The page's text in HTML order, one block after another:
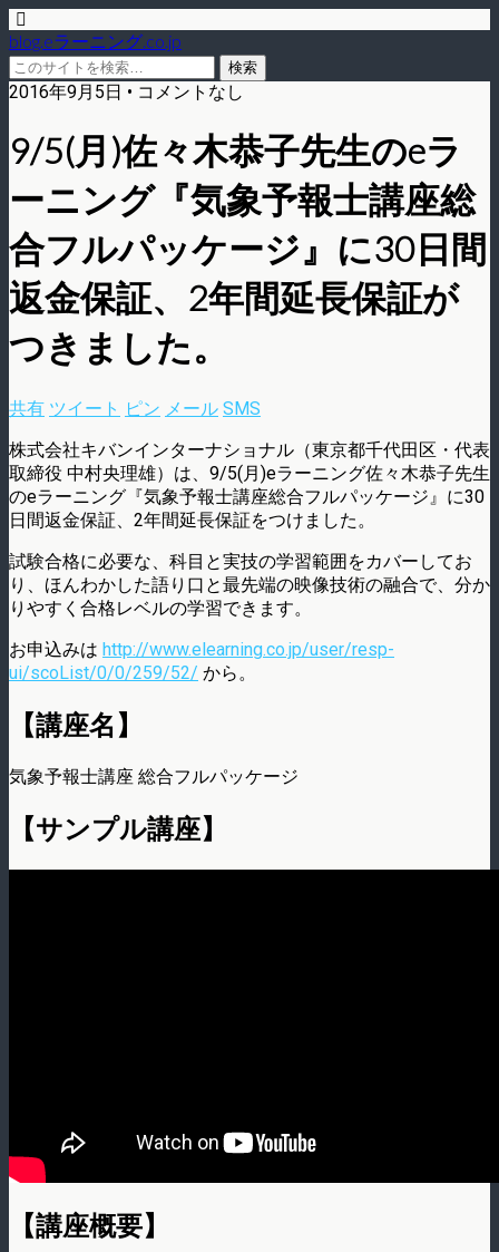
blog.eラーニング.co.jp
2016年9月5日 • コメントなし
9/5(月)佐々木恭子先生のeラ
ーニング『気象予報士講座総
合フルパッケージ』に30日間
返金保証、2年間延長保証が
つきました。
共有 ツイート ピン メール SMS
株式会社キバンインターナショナル（東京都千代田区・代表
取締役 中村央理雄）は、9/5(月)eラーニング佐々木恭子先生
のeラーニング『気象予報士講座総合フルパッケージ』に30
日間返金保証、2年間延長保証をつけました。
試験合格に必要な、科目と実技の学習範囲をカバーしてお
り、ほんわかした語り口と最先端の映像技術の融合で、分か
りやすく合格レベルの学習できます。
お申込みは http://www.elearning.co.jp/user/resp-
ui/scoList/0/0/259/52/ から。
【講座名】
気象予報士講座 総合フルパッケージ
【サンプル講座】
【講座概要】